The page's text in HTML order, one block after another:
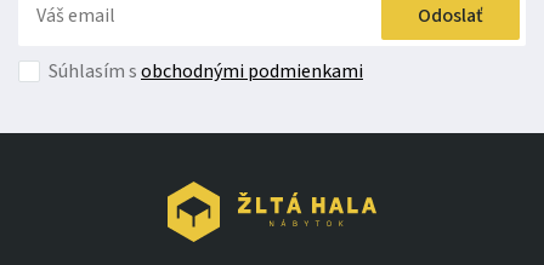
Odoslať
Súhlasím sobchodnými podmienkami